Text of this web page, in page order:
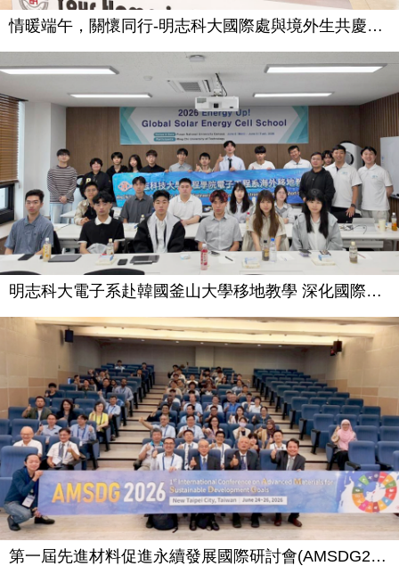
情暖端午，關懷同行-明志科大國際處與境外生共慶端午
明志科大電子系赴韓國釜山大學移地教學 深化國際合作與光電研究交流
第一屆先進材料促進永續發展國際研討會(AMSDG2026)圓滿落幕 明志科大攜手全球學者共創永續材料新未來